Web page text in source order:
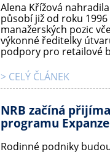
Alena Křížová
působí již od roku
manažerských pozic
výkonné ředitelky
podpory pro retailové
> CELÝ ČLÁNEK
NRB začíná
programu Expanze
Rodinné podniky